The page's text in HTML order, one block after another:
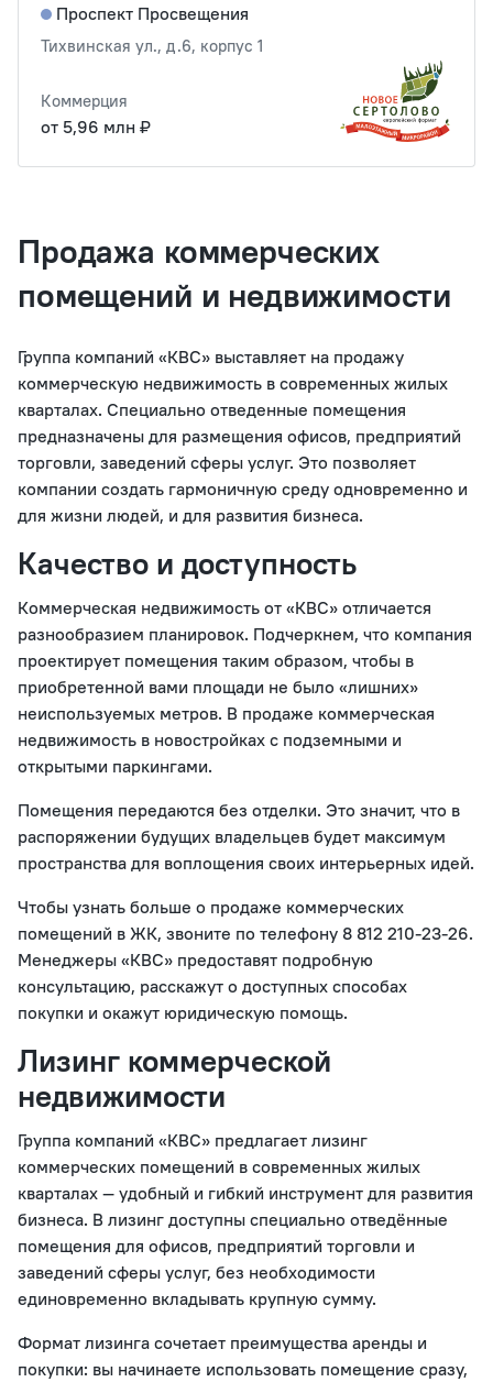
Проспект Просвещения
Тихвинская ул., д.6, корпус 1
Коммерция
от 5,96 млн ₽
Продажа коммерческих
помещений и недвижимости
Группа компаний «КВС» выставляет на продажу
коммерческую недвижимость в современных жилых
кварталах. Специально отведенные помещения
предназначены для размещения офисов, предприятий
торговли, заведений сферы услуг. Это позволяет
компании создать гармоничную среду одновременно и
для жизни людей, и для развития бизнеса.
Качество и доступность
Коммерческая недвижимость от «КВС» отличается
разнообразием планировок. Подчеркнем, что компания
проектирует помещения таким образом, чтобы в
приобретенной вами площади не было «лишних»
неиспользуемых метров. В продаже коммерческая
недвижимость в новостройках с подземными и
открытыми паркингами.
Помещения передаются без отделки. Это значит, что в
распоряжении будущих владельцев будет максимум
пространства для воплощения своих интерьерных идей.
Чтобы узнать больше о продаже коммерческих
помещений в ЖК, звоните по телефону 8 812 210‐23‐26.
Менеджеры «КВС» предоставят подробную
консультацию, расскажут о доступных способах
покупки и окажут юридическую помощь.
Лизинг коммерческой
недвижимости
Группа компаний «КВС» предлагает лизинг
коммерческих помещений в современных жилых
кварталах — удобный и гибкий инструмент для развития
бизнеса. В лизинг доступны специально отведённые
помещения для офисов, предприятий торговли и
заведений сферы услуг, без необходимости
единовременно вкладывать крупную сумму.
Формат лизинга сочетает преимущества аренды и
покупки: вы начинаете использовать помещение сразу,